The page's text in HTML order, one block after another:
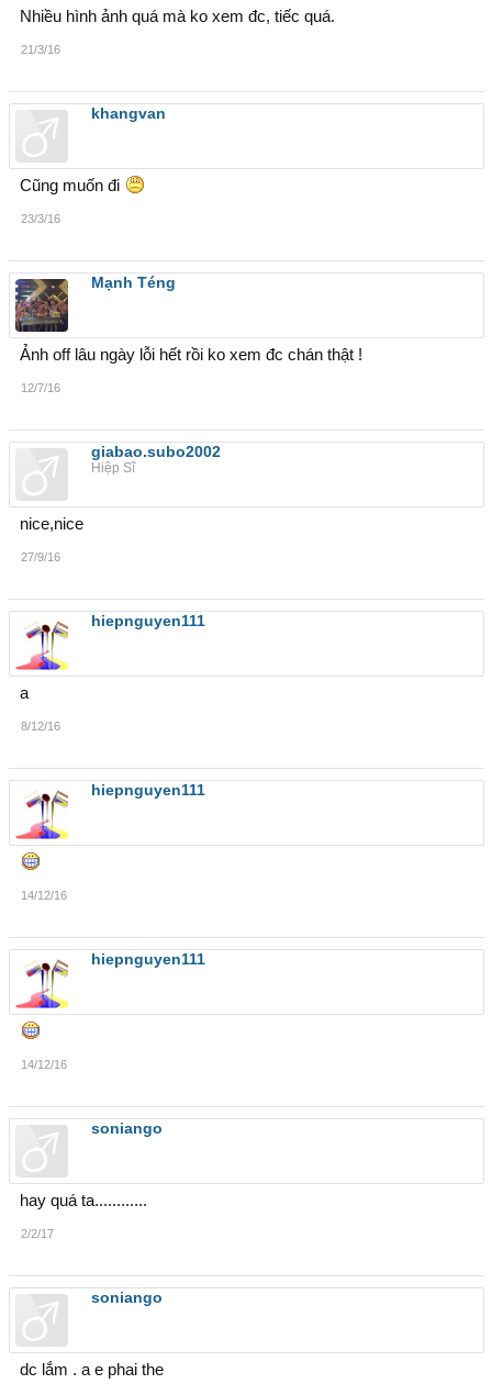
Nhiều hình ảnh quá mà ko xem đc, tiếc quá.
21/3/16
khangvan
Cũng muốn đi
23/3/16
Mạnh Téng
Ảnh off lâu ngày lỗi hết rồi ko xem đc chán thật !
12/7/16
giabao.subo2002
Hiệp Sĩ
nice,nice
27/9/16
hiepnguyen111
a
8/12/16
hiepnguyen111
14/12/16
hiepnguyen111
14/12/16
soniango
hay quá ta............
2/2/17
soniango
dc lắm . a e phai the